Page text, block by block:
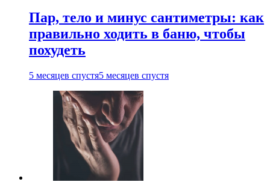
Пар, тело и минус сантиметры: как
правильно ходить в баню, чтобы
похудеть
5 месяцев спустя5 месяцев спустя